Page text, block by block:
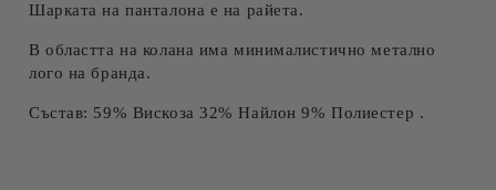
Шарката на панталона е на райета.
В областта на колана има минималистично метално
лого на бранда.
Състав: 59% Вискоза 32% Найлон 9% Полиестер .